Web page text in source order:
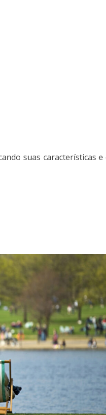
suas características e